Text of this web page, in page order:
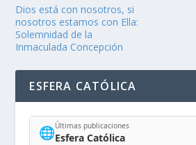
Dios está con nosotros, si
nosotros estamos con Ella:
Solemnidad de la
Inmaculada Concepción
ESFERA CATÓLICA
🌐Últimas publicaciones
Esfera Católica